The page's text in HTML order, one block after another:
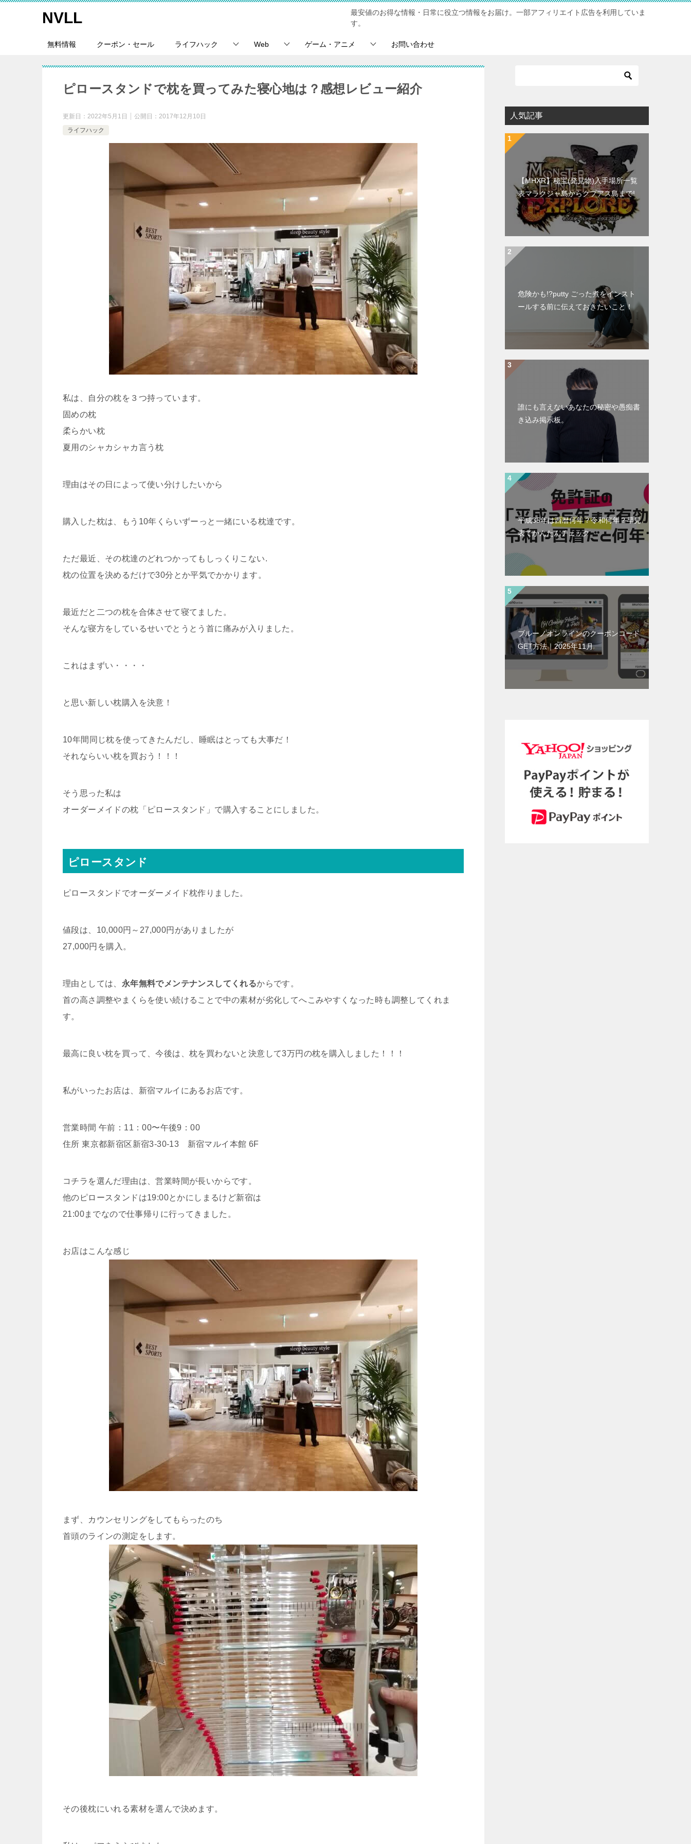
NVLL
最安値のお得な情報・日常に役立つ情報をお届け。一部アフィリエイト広告を利用していま
す。
無料情報 クーポン・セール ライフハック Web ゲーム・アニメ お問い合わせ
ピロースタンドで枕を買ってみた寝心地は？感想レビュー紹介
更新日： 2022年5月1日 公開日： 2017年12月10日
ライフハック
私は、自分の枕を３つ持っています。
固めの枕
柔らかい枕
夏用のシャカシャカ言う枕
理由はその日によって使い分けしたいから
購入した枕は、もう10年くらいずーっと一緒にいる枕達です。
ただ最近、その枕達のどれつかってもしっくりこない.
枕の位置を決めるだけで30分とか平気でかかります。
最近だと二つの枕を合体させて寝てました。
そんな寝方をしているせいでとうとう首に痛みが入りました。
これはまずい・・・・
と思い新しい枕購入を決意！
10年間同じ枕を使ってきたんだし、睡眠はとっても大事だ！
それならいい枕を買おう！！！
そう思った私は
オーダーメイドの枕「ピロースタンド」で購入することにしました。
ピロースタンド
ピロースタンドでオーダーメイド枕作りました。
値段は、10,000円～27,000円がありましたが
27,000円を購入。
理由としては、 永年無料でメンテナンスしてくれるからです。
首の高さ調整やまくらを使い続けることで中の素材が劣化してへこみやすくなった時も調整してくれま
す。
最高に良い枕を買って、今後は、枕を買わないと決意して3万円の枕を購入しました！！！
私がいったお店は、新宿マルイにあるお店です。
営業時間 午前：11：00〜午後9：00
住所 東京都新宿区新宿3-30-13 新宿マルイ本館 6F
コチラを選んだ理由は、営業時間が長いからです。
他のピロースタンドは19:00とかにしまるけど新宿は
21:00までなので仕事帰りに行ってきました。
お店はこんな感じ
まず、カウンセリングをしてもらったのち
首頭のラインの測定をします。
その後枕にいれる素材を選んで決めます。
人気記事
【MHXR】秘宝(発見物)入手場所一覧
表マラクジャ島からクプアス島まで!
危険かも!?putty ごった煮をインスト
ールする前に伝えておきたいこと！
誰にも言えないあなたの秘密や愚痴書
き込み掲示板。
平成35年は西暦何年？令和何年？早見
表でかんたんチェック
ブルーノオンラインのクーポンコード
GET方法｜2025年11月